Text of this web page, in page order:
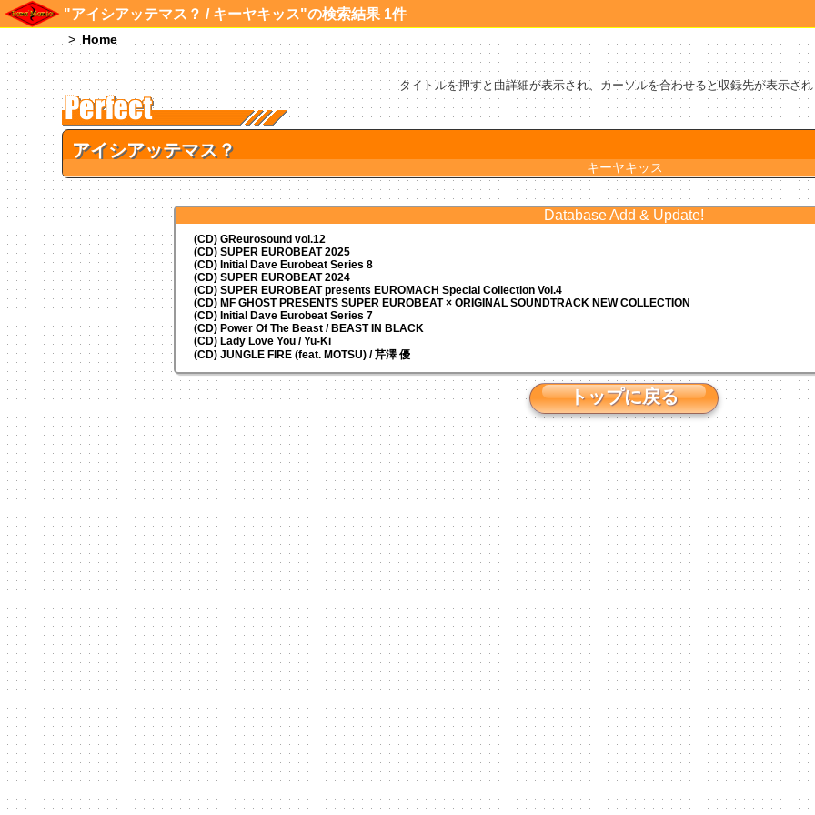
"アイシアッテマス？ / キーヤキッス"の検索結果 1件
Home
タイトルを押すと曲詳細が表示され、カーソルを合わせると収録先が表示さ
アイシアッテマス？
キーヤキッス
Database Add & Update!
(CD) GReurosound vol.12
(CD) SUPER EUROBEAT 2025
(CD) Initial Dave Eurobeat Series 8
(CD) SUPER EUROBEAT 2024
(CD)SUPER EUROBEAT presentsEUROMACH Special Collection Vol.4
(CD) MF GHOST PRESENTS SUPER EUROBEAT × ORIGINAL SOUNDTRACK NEW COLLECTION
(CD) Initial Dave Eurobeat Series 7
(CD) Power Of The Beast / BEAST IN BLACK
(CD) Lady Love You / Yu-Ki
(CD) JUNGLE FIRE (feat. MOTSU) / 芹澤 優
トップに戻る